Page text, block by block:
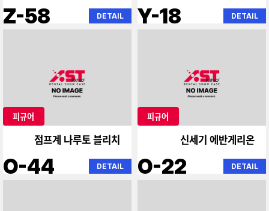
이퍼
Z-58 DETAIL Y-18 DETAIL
피규어
점프계 나루토 블리치
O-44 DETAIL
피규어
신세기 에반게리온
O-22 DETAIL